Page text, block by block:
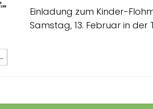
Einladung zum Kinder-
Samstag, 13. Februar in der